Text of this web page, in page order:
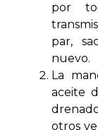
por
par,
nuevo.
La
aceite
otros